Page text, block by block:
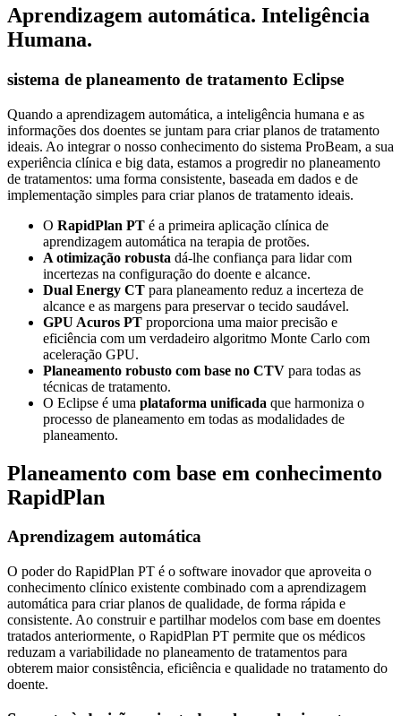
Aprendizagem automática. Inteligência
Humana.
sistema de planeamento de tratamento Eclipse
Quando a aprendizagem automática, a inteligência humana e as
informações dos doentes se juntam para criar planos de tratamento
ideais. Ao integrar o nosso conhecimento do sistema ProBeam, a sua
experiência clínica e big data, estamos a progredir no planeamento
de tratamentos: uma forma consistente, baseada em dados e de
implementação simples para criar planos de tratamento ideais.
O RapidPlan PT é a primeira aplicação clínica de
aprendizagem automática na terapia de protões.
A otimização robusta dá-lhe confiança para lidar com
incertezas na configuração do doente e alcance.
Dual Energy CT para planeamento reduz a incerteza de
alcance e as margens para preservar o tecido saudável.
GPU Acuros PT proporciona uma maior precisão e
eficiência com um verdadeiro algoritmo Monte Carlo com
aceleração GPU.
Planeamento robusto com base no CTV para todas as
técnicas de tratamento.
O Eclipse é uma plataforma unificada que harmoniza o
processo de planeamento em todas as modalidades de
planeamento.
Planeamento com base em conhecimento
RapidPlan
Aprendizagem automática
O poder do RapidPlan PT é o software inovador que aproveita o
conhecimento clínico existente combinado com a aprendizagem
automática para criar planos de qualidade, de forma rápida e
consistente. Ao construir e partilhar modelos com base em doentes
tratados anteriormente, o RapidPlan PT permite que os médicos
reduzam a variabilidade no planeamento de tratamentos para
obterem maior consistência, eficiência e qualidade no tratamento do
doente.